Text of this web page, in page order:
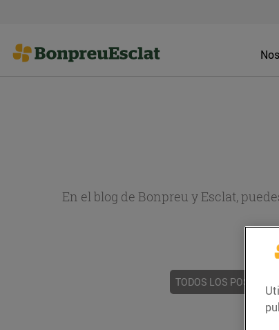
En el blog de Bonpreu y Esclat,
TODOS LOS POSTS